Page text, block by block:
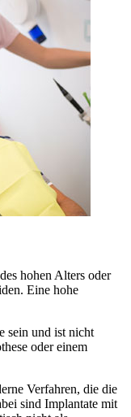
hohen Alters oder
Eine hohe
sein und ist nicht
oder einem
Verfahren, die die
sind Implantate mit